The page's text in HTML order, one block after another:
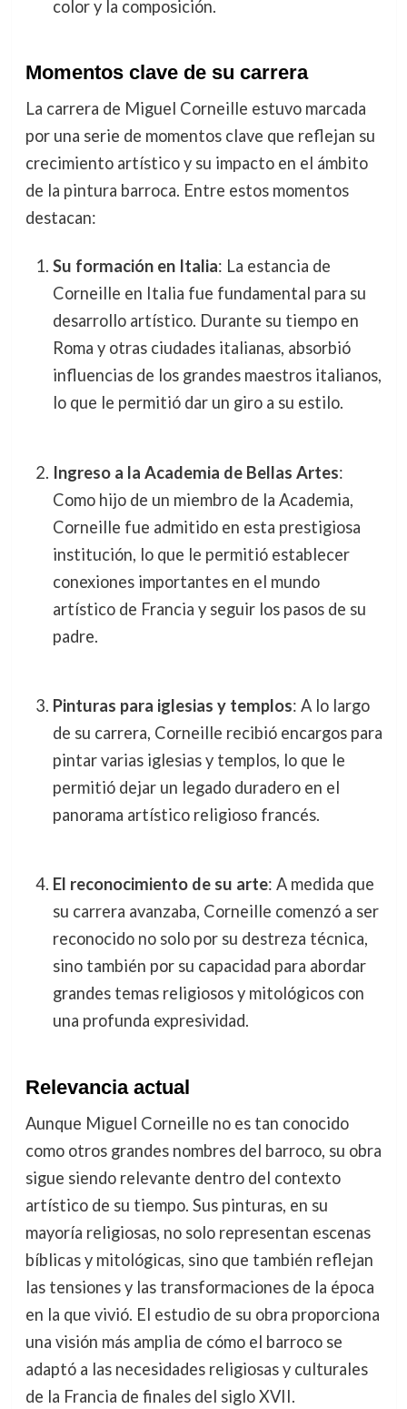
color y la composición.
Momentos clave de su carrera
La carrera de Miguel Corneille estuvo marcada
por una serie de momentos clave que reflejan su
crecimiento artístico y su impacto en el ámbito
de la pintura barroca. Entre estos momentos
destacan:
Su formación en Italia: La estancia de
Corneille en Italia fue fundamental para su
desarrollo artístico. Durante su tiempo en
Roma y otras ciudades italianas, absorbió
influencias de los grandes maestros italianos,
lo que le permitió dar un giro a su estilo.
Ingreso a la Academia de Bellas Artes:
Como hijo de un miembro de la Academia,
Corneille fue admitido en esta prestigiosa
institución, lo que le permitió establecer
conexiones importantes en el mundo
artístico de Francia y seguir los pasos de su
padre.
Pinturas para iglesias y templos: A lo largo
de su carrera, Corneille recibió encargos para
pintar varias iglesias y templos, lo que le
permitió dejar un legado duradero en el
panorama artístico religioso francés.
El reconocimiento de su arte: A medida que
su carrera avanzaba, Corneille comenzó a ser
reconocido no solo por su destreza técnica,
sino también por su capacidad para abordar
grandes temas religiosos y mitológicos con
una profunda expresividad.
Relevancia actual
Aunque Miguel Corneille no es tan conocido
como otros grandes nombres del barroco, su obra
sigue siendo relevante dentro del contexto
artístico de su tiempo. Sus pinturas, en su
mayoría religiosas, no solo representan escenas
bíblicas y mitológicas, sino que también reflejan
las tensiones y las transformaciones de la época
en la que vivió. El estudio de su obra proporciona
una visión más amplia de cómo el barroco se
adaptó a las necesidades religiosas y culturales
de la Francia de finales del siglo XVII.